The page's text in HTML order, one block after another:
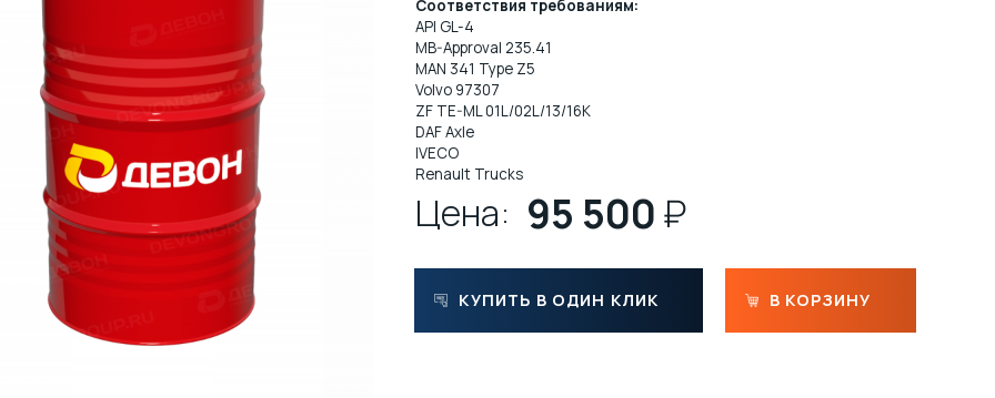
Соответствия требованиям:
API GL-4
MB-Approval 235.41
MAN 341 Type Z5
Volvo 97307
ZF TE-ML 01L/02L/13/16K
DAF Axle
IVECO
Renault Trucks
Цена: 95 500₽
КУПИТЬ В ОДИН КЛИК В КОРЗИНУ